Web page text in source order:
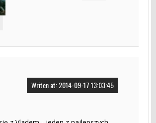
Writen at: 2014-09-17 13:03:45